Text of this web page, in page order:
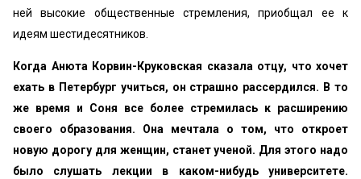
ней высокие общественные стремления, при­общал ее к
идеям шестидесятников.
Когда Анюта Корвин-Круковская сказала отцу, что хочет
ехать в Петербург учиться, он страшно рассердил­ся. В то
же время и Соня все более стремилась к расши­рению
своего образования. Она мечтала о том, что от­кроет
новую дорогу для женщин, станет ученой. Для этого надо
было слушать лекции в каком-нибудь универ­ситете.